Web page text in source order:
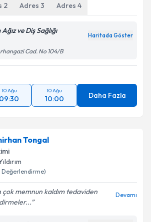
2 Adres 3 Adres 4
ve Diş Sağlığı
Haritada Göster
Cad. No 104/B
10 Ağu
09:30
10 Ağu
10:00 Daha Fazla
Tongal
Değerlendirme)
çok memnun kaldım tedaviden
Devamı